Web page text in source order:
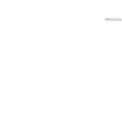
РЕКЛАМА